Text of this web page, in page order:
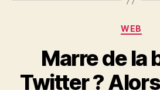
WEB
Marre de la
Twitter ?